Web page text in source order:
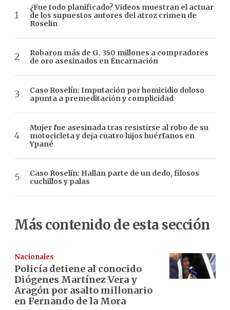
¿Fue todo planificado? Videos muestran el actuar
de los supuestos autores del atroz crimen de
Roselin
Robaron más de G. 350 millones a compradores
de oro asesinados en Encarnación
Caso Roselín: Imputación por homicidio doloso
apunta a premeditación y complicidad
Mujer fue asesinada tras resistirse al robo de su
motocicleta y deja cuatro hijos huérfanos en
Ypané
Caso Roselín: Hallan parte de un dedo, filosos
cuchillos y palas
Más contenido de esta sección
Nacionales
Policía detiene al conocido
Diógenes Martínez Vera y
Aragón por asalto millonario
en Fernando de la Mora